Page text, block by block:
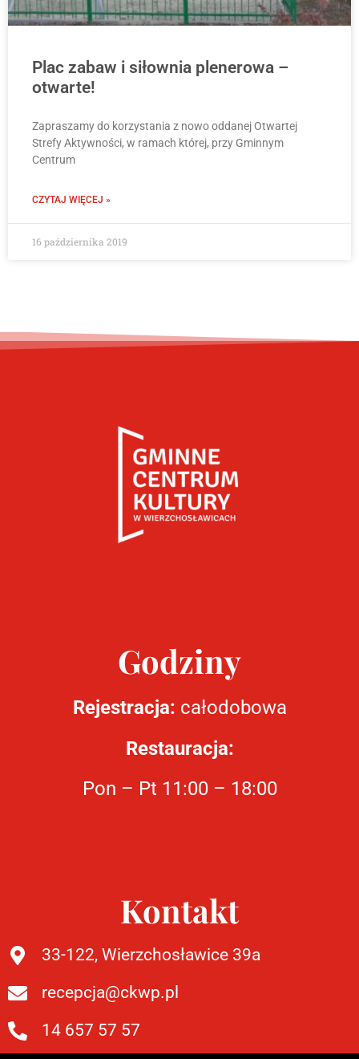
Plac zabaw i siłownia plenerowa –
otwarte!
Zapraszamy do korzystania z nowo oddanej Otwartej
Strefy Aktywności, w ramach której, przy Gminnym
Centrum
CZYTAJ WIĘCEJ »
16 października 2019
Godziny
Rejestracja: całodobowa
Restauracja:
Pon – Pt 11:00 – 18:00
Kontakt
33-122, Wierzchosławice 39a
recepcja@ckwp.pl
14 657 57 57